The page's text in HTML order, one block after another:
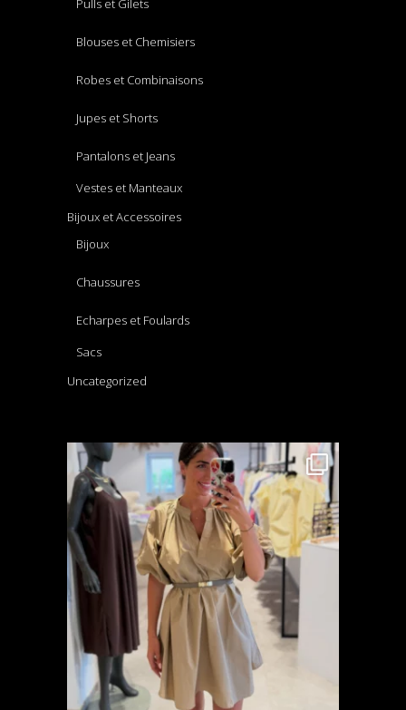
Pulls et Gilets
Blouses et Chemisiers
Robes et Combinaisons
Jupes et Shorts
Pantalons et Jeans
Vestes et Manteaux
Bijoux et Accessoires
Bijoux
Chaussures
Echarpes et Foulards
Sacs
Uncategorized